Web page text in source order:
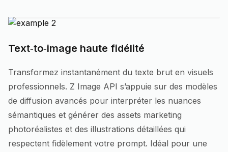
Text‑to‑image haute fidélité
Transformez instantanément du texte brut en visuels
professionnels. Z Image API s’appuie sur des modèles
de diffusion avancés pour interpréter les nuances
sémantiques et générer des assets marketing
photoréalistes et des illustrations détaillées qui
respectent fidèlement votre prompt. Idéal pour une